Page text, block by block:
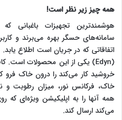
همه چیز زیر نظر است!
هوشمندترین تجهیزات باغبانی
سامانه‌های حسگر بهره می‌برند و
اتفاقاتی که در جریان است اطلاع
(
Edyn) یکی از این محصولات است.
خروشید کار می‌کند را درون خاک فرو
خاک، فرکانس نور، میزان رطوبت و
همه آنها را به اپلیکیشن ویژه‌ای
می‌کند ارسال کند.